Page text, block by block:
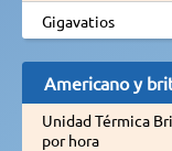
Gigavatios
Americano y
Unidad Térmica
por hora